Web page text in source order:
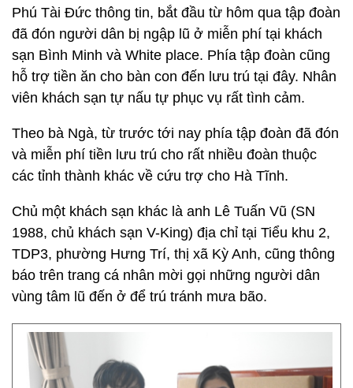
Phú Tài Đức thông tin, bắt đầu từ hôm qua tập đoàn
đã đón người dân bị ngập lũ ở miễn phí tại khách
sạn Bình Minh và White place. Phía tập đoàn cũng
hỗ trợ tiền ăn cho bàn con đến lưu trú tại đây. Nhân
viên khách sạn tự nấu tự phục vụ rất tình cảm.
Theo bà Ngà, từ trước tới nay phía tập đoàn đã đón
và miễn phí tiền lưu trú cho rất nhiều đoàn thuộc
các tỉnh thành khác về cứu trợ cho Hà Tĩnh.
Chủ một khách sạn khác là anh Lê Tuấn Vũ (SN
1988, chủ khách sạn V-King) địa chỉ tại Tiểu khu 2,
TDP3, phường Hưng Trí, thị xã Kỳ Anh, cũng thông
báo trên trang cá nhân mời gọi những người dân
vùng tâm lũ đến ở để trú tránh mưa bão.